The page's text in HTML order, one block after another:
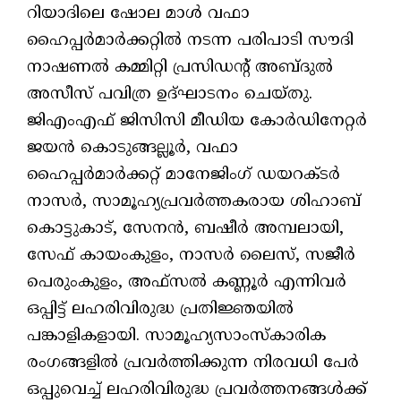
റിയാദിലെ ഷോല മാള്‍ വഫാ
ഹൈപ്പര്‍മാര്‍ക്കറ്റില്‍ നടന്ന പരിപാടി സൗദി
നാഷണല്‍ കമ്മിറ്റി പ്രസിഡന്റ് അബ്ദുല്‍
അസീസ് പവിത്ര ഉദ്ഘാടനം ചെയ്തു.
ജിഎംഎഫ് ജിസിസി മീഡിയ കോര്‍ഡിനേറ്റര്‍
ജയന്‍ കൊടുങ്ങല്ലൂര്‍, വഫാ
ഹൈപ്പര്‍മാര്‍ക്കറ്റ് മാനേജിംഗ് ഡയറക്ടര്‍
നാസര്‍, സാമൂഹ്യപ്രവര്‍ത്തകരായ ശിഹാബ്
കൊട്ടുകാട്, സേനന്‍, ബഷീര്‍ അമ്പലായി,
സേഫ് കായംകുളം, നാസര്‍ ലൈസ്, സജീര്‍
പെരുംകുളം, അഫ്‌സല്‍ കണ്ണൂര്‍ എന്നിവര്‍
ഒപ്പിട്ട് ലഹരിവിരുദ്ധ പ്രതിജ്ഞയില്‍
പങ്കാളികളായി. സാമൂഹ്യസാംസ്‌കാരിക
രംഗങ്ങളില്‍ പ്രവര്‍ത്തിക്കുന്ന നിരവധി പേര്‍
ഒപ്പുവെച്ച് ലഹരിവിരുദ്ധ പ്രവര്‍ത്തനങ്ങള്‍ക്ക്